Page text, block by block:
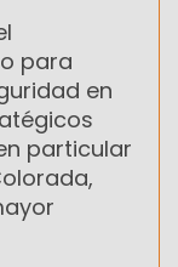
para
en
particular